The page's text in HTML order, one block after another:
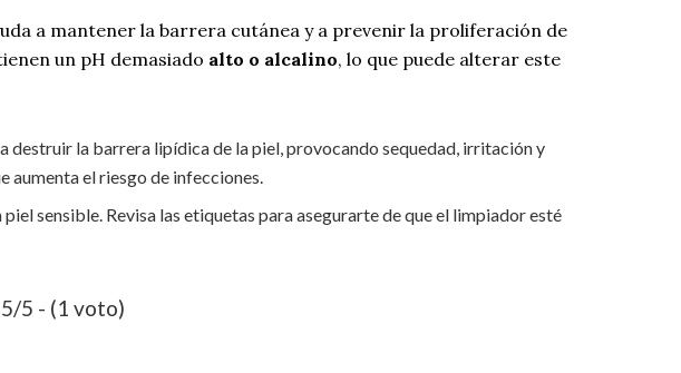
a mantener la barrera cutánea y a prevenir la proliferación de
un pH demasiado alto o alcalino, lo que puede alterar este
destruir la barrera lipídica de la piel, provocando sequedad, irritación y
aumenta el riesgo de infecciones.
sensible. Revisa las etiquetas para asegurarte de que el limpiador esté
5/5 - (1 voto)